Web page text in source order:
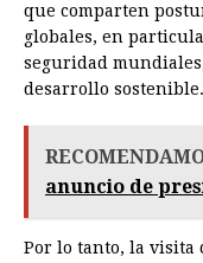
que comparten
globales, en
seguridad
desarrollo sostenible.
anuncio de
Por lo tanto, la